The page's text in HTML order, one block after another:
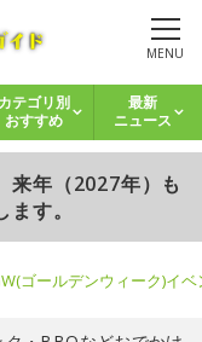
MENU
カテゴリ別
おすすめ
最新
ニュース
来年（2027年）も
す。
ゴールデンウィーク)イ